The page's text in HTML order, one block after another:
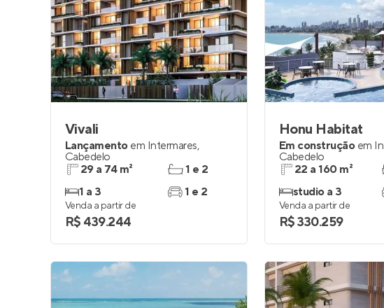
Vivali
Lançamento em Intermares,
Cabedelo
29 a 74 m²
1 a 3
1 e 2
1 e 2
Venda a partir de
R$ 439.244
Honu Habitat
Em construção em
Cabedelo
22 a 160 m²
studio a 3
Venda a partir de
R$ 330.259